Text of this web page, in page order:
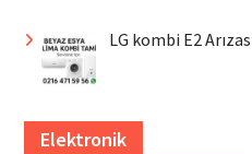
LG kombi E2
Elektronik